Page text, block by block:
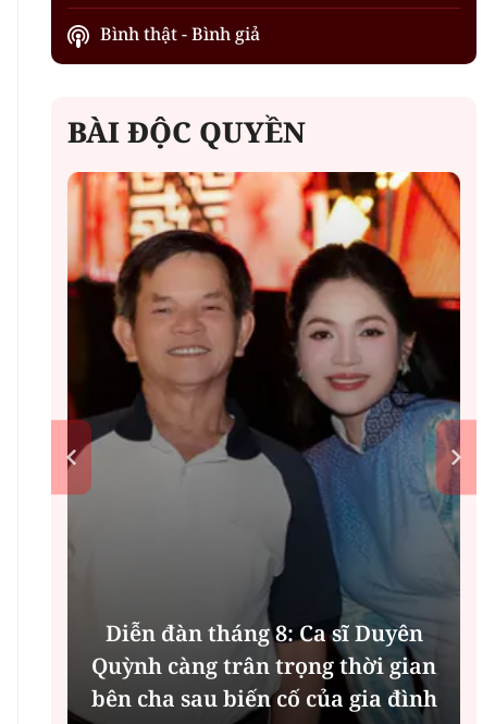
Bình thật - Bình giả
BÀI ĐỘC QUYỀN
Diễn đàn tháng 8: Ca sĩ Duyên
Quỳnh càng trân trọng thời gian
bên cha sau biến cố của gia đình